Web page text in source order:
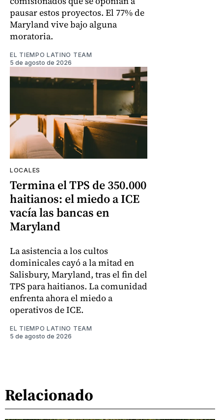
pausar estos proyectos. El 77% de
Maryland vive bajo alguna
moratoria.
EL TIEMPO LATINO TEAM
5 de agosto de 2026
LOCALES
Termina el TPS de 350.000
haitianos: el miedo a ICE
vacía las bancas en
Maryland
La asistencia a los cultos
dominicales cayó a la mitad en
Salisbury, Maryland, tras el fin del
TPS para haitianos. La comunidad
enfrenta ahora el miedo a
operativos de ICE.
EL TIEMPO LATINO TEAM
5 de agosto de 2026
Relacionado